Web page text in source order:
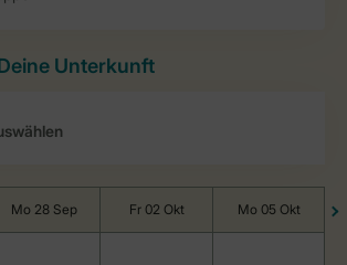
Unterkunft
Mo 28 Sep Fr 02 Okt Mo 05 Okt